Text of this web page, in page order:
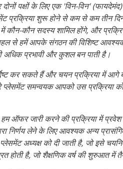
पक्षों के लिए एक 'विन-विन'
प्रक्रिया शुरू होने से कम से कम तीन
कौन सदस्य शामिल होंगे, और
से हमें आपके संगठन की विशिष्ट
अधिक प्रभावी और कुशल बन पाती है।
कर सकते हैं और चयन प्रक्रिया में
प्लेसमेंट समन्वयक आपको उस
ऑफर जारी करने की प्रक्रिया में
निर्णय लेने के लिए आवश्यक अन्य
अध्यक्ष को दी जाती है, जो इसे
होती है, जो शैक्षणिक वर्ष की शुरुआत में